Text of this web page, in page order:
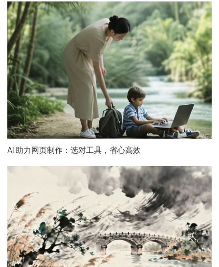
AI 助力网页制作：选对工具，省心高效